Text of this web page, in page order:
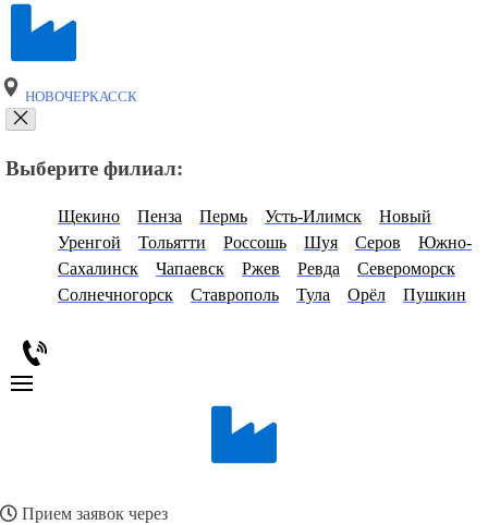
НОВОЧЕРКАССК
Выберите филиал:
Щекино Пенза Пермь Усть-Илимск
Новый
Уренгой
Тольятти Россошь Шуя Серов
Южно-
Сахалинск
Чапаевск Ржев Ревда
Североморск
Солнечногорск
Ставрополь Тула Орёл Пушкин
Прием заявок через